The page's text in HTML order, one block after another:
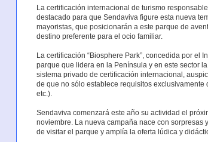
La certificación internacional de turismo
destacado para que Sendaviva figure esta nueva
mayoristas, que posicionarán a este parque de
destino preferente para el ocio familiar.
La certificación “Biosphere Park”, concedida por el
parque que lidera en la Península y en este sector
sistema privado de certificación internacional,
de que no sólo establece requisitos
etc.).
Sendaviva comenzará este año su actividad el
noviembre. La nueva campaña nace con sorpresas
de visitar el parque y amplía la oferta lúdica y